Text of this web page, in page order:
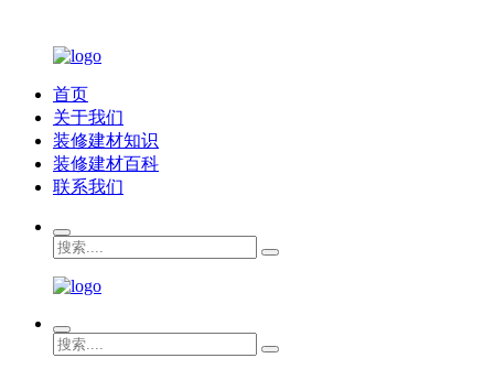
首页
关于我们
装修建材知识
装修建材百科
联系我们